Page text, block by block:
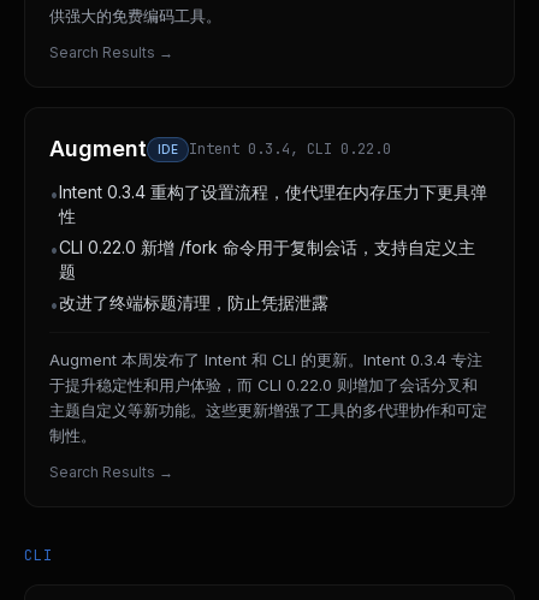
供强大的免费编码工具。
Search Results →
Augment IDE Intent 0.3.4, CLI 0.22.0
•Intent 0.3.4 重构了设置流程，使代理在内存压力下更具弹
性
•CLI 0.22.0 新增 /fork 命令用于复制会话，支持自定义主
题
•改进了终端标题清理，防止凭据泄露
Augment 本周发布了 Intent 和 CLI 的更新。Intent 0.3.4 专注
于提升稳定性和用户体验，而 CLI 0.22.0 则增加了会话分叉和
主题自定义等新功能。这些更新增强了工具的多代理协作和可定
制性。
Search Results →
CLI